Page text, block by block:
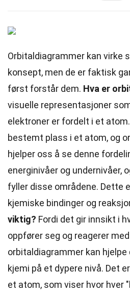
Orbitaldiagrammer kan virke
konsept, men de er faktisk
først forstår dem. Hva er
visuelle representasjoner
elektroner er fordelt i et
bestemt plass i et atom, og
hjelper oss å se denne
energinivåer og undernivåer,
fyller disse områdene. Dette
kjemiske bindinger og
viktig? Fordi det gir innsikt i
oppfører seg og reagerer
orbitaldiagrammer kan
kjemi på et dypere nivå. Det
et atom, som viser hvor hver